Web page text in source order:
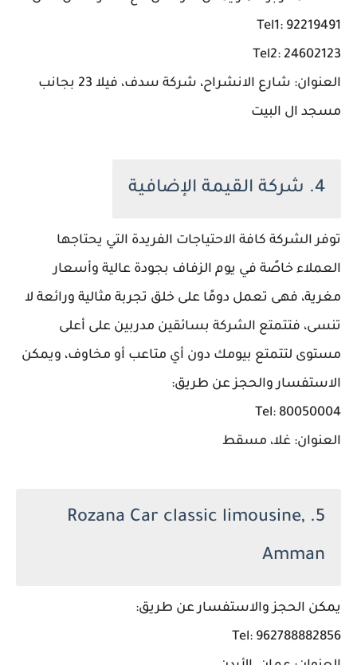
Tel1: 92219491
Tel2: 24602123
العنوان: شارع الانشراح، شركة سدف، فيلا 23 بجانب
مسجد ال البيت
4. شركة القيمة الإضافية
توفر الشركة كافة الاحتياجات الفريدة التي يحتاجها
العملاء خاصًة في يوم الزفاف بجودة عالية وأسعار
مغرية، فهى تعمل دومًا على خلق تجربة مثالية ورائعة لا
تنسى، فتتمتع الشركة بسائقين مدربين على أعلى
مستوى لتتمتع بيومك دون أي متاعب أو مخاوف، ويمكن
الاستفسار والحجز عن طريق:
Tel: 80050004
العنوان: غلا، مسقط
5. Rozana Car classic limousine,
Amman
يمكن الحجز والاستفسار عن طريق:
Tel: 962788882856